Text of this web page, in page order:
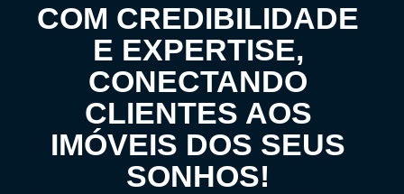
COM CREDIBILIDADE
E EXPERTISE,
CONECTANDO
CLIENTES AOS
IMÓVEIS DOS SEUS
SONHOS!